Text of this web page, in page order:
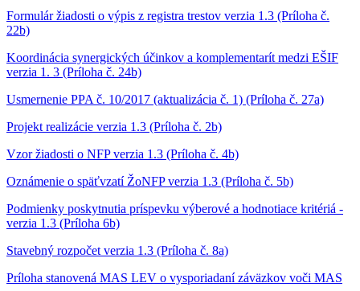
Formulár žiadosti o výpis z registra trestov verzia 1.3 (Príloha č.
22b)
Koordinácia synergických účinkov a komplementarít medzi EŠIF
verzia 1. 3 (Príloha č. 24b)
Usmernenie PPA č. 10/2017 (aktualizácia č. 1) (Príloha č. 27a)
Projekt realizácie verzia 1.3 (Príloha č. 2b)
Vzor žiadosti o NFP verzia 1.3 (Príloha č. 4b)
Oznámenie o späťvzatí ŽoNFP verzia 1.3 (Príloha č. 5b)
Podmienky poskytnutia príspevku výberové a hodnotiace kritériá -
verzia 1.3 (Príloha 6b)
Stavebný rozpočet verzia 1.3 (Príloha č. 8a)
Príloha stanovená MAS LEV o vysporiadaní záväzkov voči MAS